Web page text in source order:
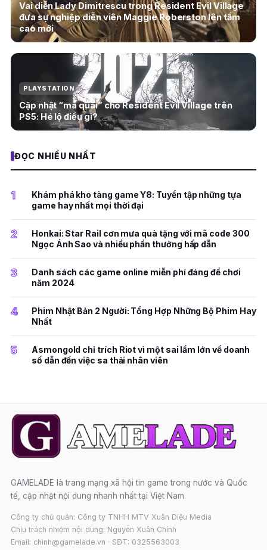
Vai diễn Lady Dimitrescu trong Resident Evil Village
đưa sự nghiệp diễn viên Maggie Roberston lên tầm
cao mới
PLAYSTATION
Cập nhật “ma quái” cho Resident Evil Village trên
PS5: Hé lộ điều gì?
ĐỌC NHIỀU NHẤT
1
Khám phá kho tàng game Y8: Tuyển tập những tựa
game hay nhất mọi thời đại
2
Honkai: Star Rail cơn mưa quà tặng với mã code 300
Ngọc Ánh Sao và nhiều phần thưởng hấp dẫn
3
Danh sách các game online miễn phí đáng để chơi
năm 2024
4
Phim Nhật Bản 2 Người: Tổng Hợp Những Bộ Phim Hay
Nhất
5
Asmongold chỉ trích Riot vì một sai lầm lớn về doanh
số dẫn đến việc sa thải nhân viên
GAMELADE là trang mạng xã hội tin game trong nước và Quốc
tế, cập nhật nội dung nhanh nhất tại Việt Nam.
Công ty chủ quản: Công ty TNHH MTV Xuân Diệu Media
Chịu trách nhiệm nội dung: Nguyễn Xuân Chính
Email: chinh@gamelade.vn · SĐT: 0325563003